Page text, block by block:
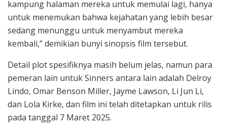
kampung halaman mereka untuk memulai lagi, hanya
untuk menemukan bahwa kejahatan yang lebih besar
sedang menunggu untuk menyambut mereka
kembali,” demikian bunyi sinopsis film tersebut.
Detail plot spesifiknya masih belum jelas, namun para
pemeran lain untuk Sinners antara lain adalah Delroy
Lindo, Omar Benson Miller, Jayme Lawson, Li Jun Li,
dan Lola Kirke, dan film ini telah ditetapkan untuk rilis
pada tanggal 7 Maret 2025.